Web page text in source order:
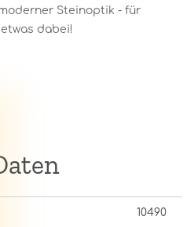
Steinoptik - für
dabei!
10490